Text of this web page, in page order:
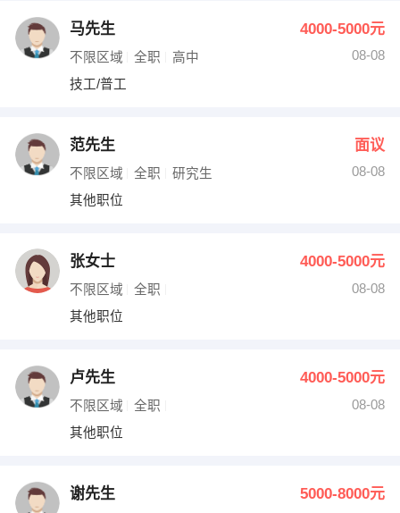
马先生 4000-5000元
不限区域 全职 高中
08-08
技工/普工
范先生 面议
不限区域 全职 研究生
08-08
其他职位
张女士 4000-5000元
不限区域 全职
08-08
其他职位
卢先生 4000-5000元
不限区域 全职
08-08
其他职位
谢先生 5000-8000元